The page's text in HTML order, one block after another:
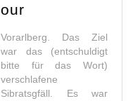
our
Vorarlberg. Das Ziel
war das (entschuldigt
bitte für das Wort)
verschlafene
Sibratsgfäll. Es war